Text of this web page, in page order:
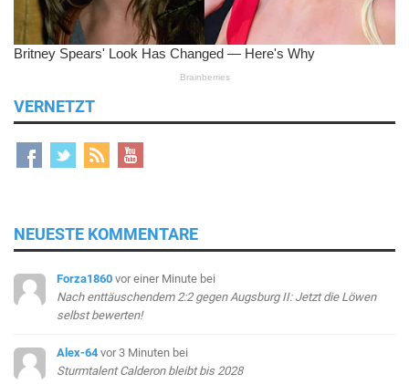
VERNETZT
NEUESTE KOMMENTARE
Forza1860 vor einer Minute bei
Nach enttäuschendem 2:2 gegen Augsburg II: Jetzt die Löwen
selbst bewerten!
Alex-64 vor 3 Minuten bei
Sturmtalent Calderon bleibt bis 2028